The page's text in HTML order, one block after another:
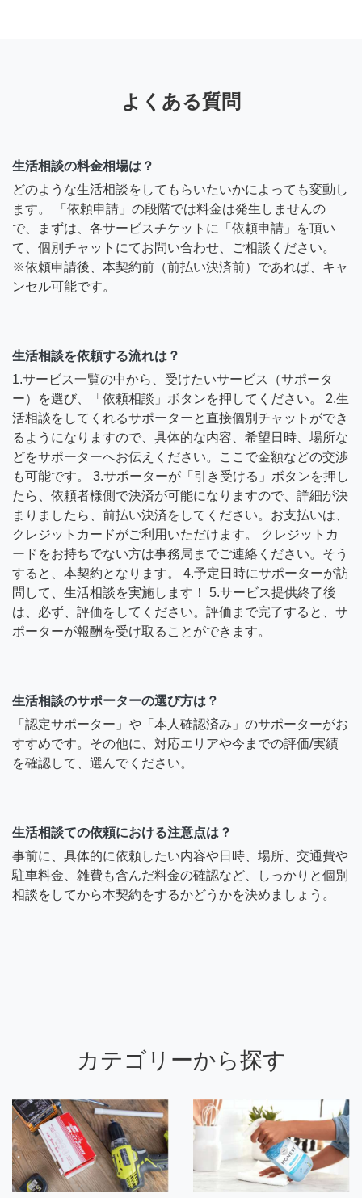
よくある質問
生活相談の料金相場は？
どのような生活相談をしてもらいたいかによっても変動し
ます。 「依頼申請」の段階では料金は発生しませんの
で、まずは、各サービスチケットに「依頼申請」を頂い
て、個別チャットにてお問い合わせ、ご相談ください。
※依頼申請後、本契約前（前払い決済前）であれば、キャ
ンセル可能です。
生活相談を依頼する流れは？
1.サービス一覧の中から、受けたいサービス（サポータ
ー）を選び、「依頼相談」ボタンを押してください。 2.生
活相談をしてくれるサポーターと直接個別チャットができ
るようになりますので、具体的な内容、希望日時、場所な
どをサポーターへお伝えください。ここで金額などの交渉
も可能です。 3.サポーターが「引き受ける」ボタンを押し
たら、依頼者様側で決済が可能になりますので、詳細が決
まりましたら、前払い決済をしてください。お支払いは、
クレジットカードがご利用いただけます。 クレジットカ
ードをお持ちでない方は事務局までご連絡ください。そう
すると、本契約となります。 4.予定日時にサポーターが訪
問して、生活相談を実施します！ 5.サービス提供終了後
は、必ず、評価をしてください。評価まで完了すると、サ
ポーターが報酬を受け取ることができます。
生活相談のサポーターの選び方は？
「認定サポーター」や「本人確認済み」のサポーターがお
すすめです。その他に、対応エリアや今までの評価/実績
を確認して、選んでください。
生活相談ての依頼における注意点は？
事前に、具体的に依頼したい内容や日時、場所、交通費や
駐車料金、雑費も含んだ料金の確認など、しっかりと個別
相談をしてから本契約をするかどうかを決めましょう。
カテゴリーから探す